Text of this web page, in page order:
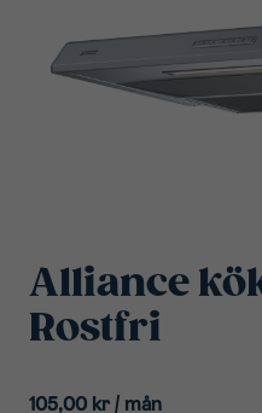
Alliance
Rostfri
105,00 kr / mån